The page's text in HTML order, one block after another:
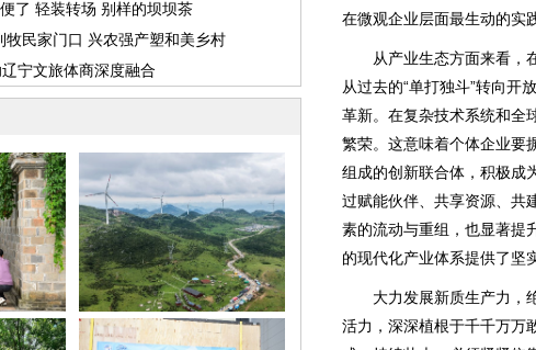
在微观企业层面最生动的实
从产业生态方面来看，在
从过去的“单打独斗”转向开
革新。在复杂技术系统和全
繁荣。这意味着个体企业要
组成的创新联合体，积极成
过赋能伙伴、共享资源、共
素的流动与重组，也显著提
的现代化产业体系提供了坚
大力发展新质生产力，绝
活力，深深植根于千千万万